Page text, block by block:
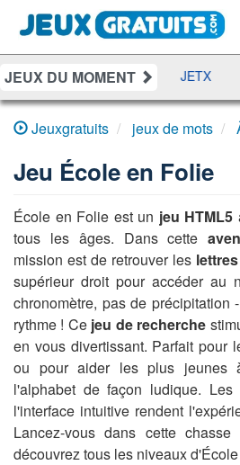
JEUX DU MOMENT
DAMES RAMI JETX
Jeuxgratuits jeux de mots
Jeu École en Folie
École en Folie est un jeu HTML5
tous les âges. Dans cette
mission est de retrouver les lettres
supérieur droit pour accéder au
chronomètre, pas de précipitation
rythme ! Ce jeu de recherche
en vous divertissant. Parfait pour
ou pour aider les plus jeunes
l'alphabet de façon ludique. Les
l'interface intuitive rendent
Lancez-vous dans cette
découvrez tous les niveaux